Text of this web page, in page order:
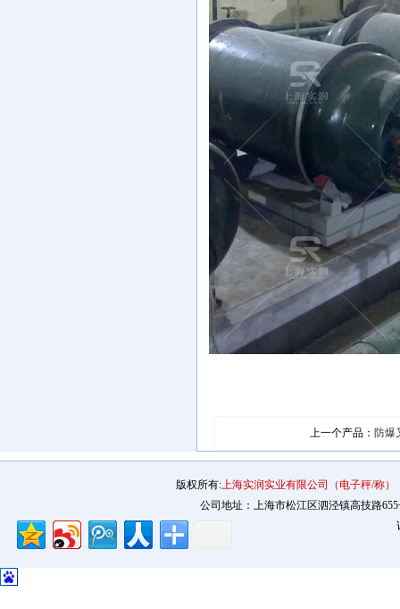
上一个产品： 防爆
版权所有:上海实润实业有限公司（电子秤/称）
公司地址：上海市松江区泗泾镇高技路655